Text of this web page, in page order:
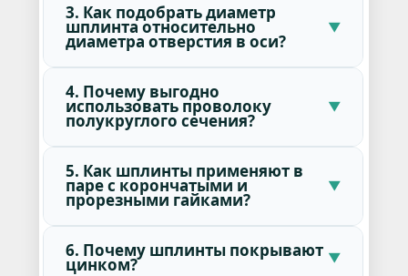
3. Как подобрать диаметр
шплинта относительно
диаметра отверстия в оси?
4. Почему выгодно
использовать проволоку
полукруглого сечения?
5. Как шплинты применяют в
паре с корончатыми и
прорезными гайками?
6. Почему шплинты покрывают
цинком?